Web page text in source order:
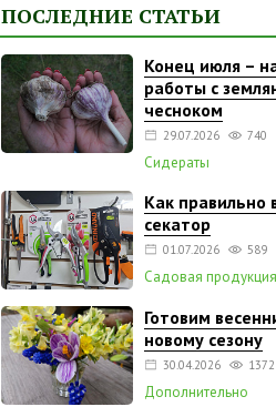
ПОСЛЕДНИЕ СТАТЬИ
Конец июля –
работы с
чесноком
29.07.2026 740
Сидераты
Как правильно
секатор
01.07.2026 589
Садовая продукция
Готовим
новому сезону
30.04.2026 1372
Дополнительно